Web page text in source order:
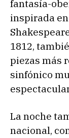
fantasía-
inspirada
1812,
piezas más
sinfónico
La noche
nacional,